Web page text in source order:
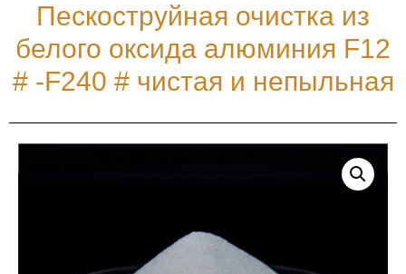
Пескоструйная очистка из
белого оксида алюминия F12
# -F240 # чистая и непыльная